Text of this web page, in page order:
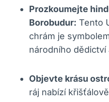
Prozkoumejte
Borobudur: Tento
chrám je
národního dědictví
Objevte krásu
ráj nabízí